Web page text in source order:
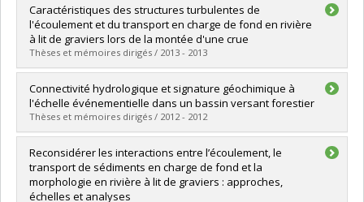
Diplômé(e) :Roy, Mathieu
Cycle :Doctorat
Diplôme obtenu :Ph. D.
Lien vers le document dans Papyrus
Caractéristiques des structures turbulentes de
l'écoulement et du transport en charge de fond en rivière
à lit de graviers lors de la montée d'une crue
Thèses et mémoires dirigés / 2013 - 2013
Diplômé(e) :Chaput-Desrochers, Laurence
Cycle :Maîtrise
Diplôme obtenu :M. Sc.
Lien vers le document dans Papyrus
Connectivité hydrologique et signature géochimique à
l'échelle événementielle dans un bassin versant forestier
Thèses et mémoires dirigés / 2012 - 2012
Diplômé(e) :L'Heureux, Caroline
Cycle :Maîtrise
Diplôme obtenu :M. Sc.
Lien vers le document dans Papyrus
Reconsidérer les interactions entre l’écoulement, le
transport de sédiments en charge de fond et la
morphologie en rivière à lit de graviers : approches,
échelles et analyses